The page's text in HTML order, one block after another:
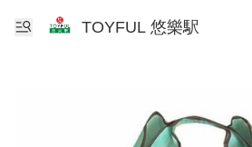
TOYFUL 悠樂駅